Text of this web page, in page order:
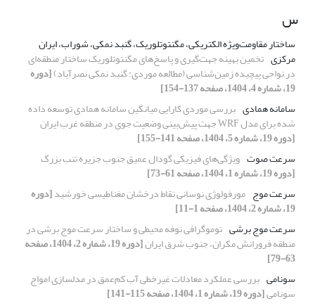
س
ساختار مقاومت‌ویژه الکتریکی، مگنتوتلوریک، گنبد نمکی، شوراب، ایران
مرکزی تخمین بهینه جهت‌گیری و پاسخ‌های مگنتوتلوریک ساختار منطقه‌ای
در نواحی پیچیده زمین‌شناسی (مطالعه موردی: گنبد نمکی نصرآباد)[دوره
19، شماره 4، 1404، صفحه 137-154]
سامانه همادی بررسی موردی کارایی میانگین سامانه همادی توسعه داده
شده برای مدل WRF جهت پیش‌بینی وضعیت جوی در منطقه غرب ایران
[دوره 19، شماره 5، 1404، صفحه 141-155]
سرعت صوت ویژگی‌‌‌‌های فیزیکی گودال عمیق جنوب جزیره تنب بزرگ
[دوره 19، شماره 1، 1404، صفحه 61-73]
سرعت موج مورفولوژی نوسانی نقاط درخشان مغناطیسی خورشید[دوره
19، شماره 2، 1404، صفحه 1-11]
سرعت موج برشی توموگرافی نوفه محیطی و ساختار سرعت موج برشی در
منطقه فرورانش مکران، جنوب شرق ایران [دوره 19، شماره 2، 1404، صفحه
63-79]
سونامی بررسی عملکرد معادلات غیرخطی آب کم‌عمق در مدلسازی امواج
سونامی[دوره 19، شماره 1، 1404، صفحه 115-141]